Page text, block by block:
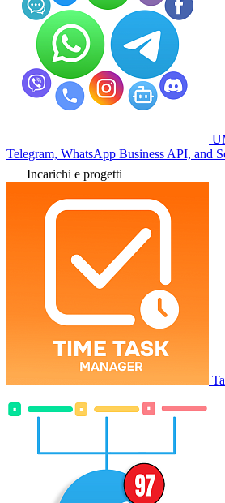
Telegram, WhatsApp Business API, and
Incarichi e progetti